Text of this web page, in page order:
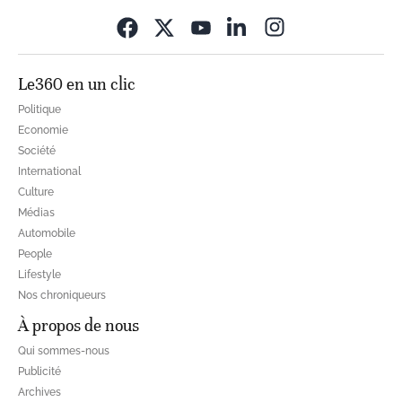
Le360 en un clic
Politique
Economie
Société
International
Culture
Médias
Automobile
People
Lifestyle
Nos chroniqueurs
À propos de nous
Qui sommes-nous
Publicité
Archives